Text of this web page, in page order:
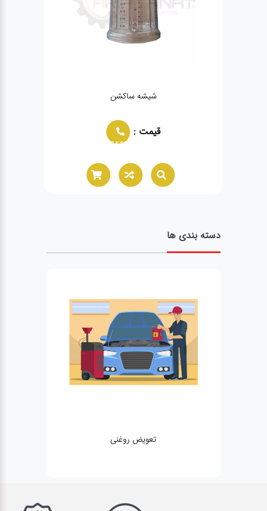
شیشه ساکشن
قیمت :
02166021944
دسته بندی ها
تعویض روغنی